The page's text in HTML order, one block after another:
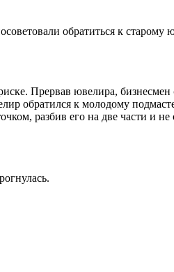
обратиться к
Прервав ювелира,
обратился к молодому
разбив его на две части и